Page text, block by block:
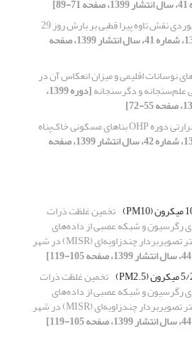
بررسی موردی نقش تاوه پیرا قطبی بر بارش روز 29
[دوره 1399، شماره 41، سال انتشار 1399، صفحه
نوسانات اقلیمی و میزان انعکاس آن در
علم‌سنجانه و دگرسنجانه [دوره 1399،
بررسی رفتار حرارتی دوره OHP بناهای مسکونی خاک‌پناه
[دوره 1399، شماره 42، سال انتشار 1399، صفحه
تخمین غلظت ذرات
رگرسیون و شبکه عصبی از داده‌های
ماهواره‌ای اسپکترورادیومتر تصویربردار چندزاویه‌ای (MISR) در شهر
تخمین غلظت ذرات
رگرسیون و شبکه عصبی از داده‌های
ماهواره‌ای اسپکترورادیومتر تصویربردار چندزاویه‌ای (MISR) در شهر